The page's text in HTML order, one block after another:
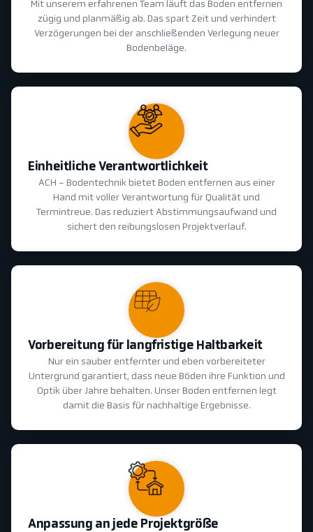
Mit unserem erfahrenen Team läuft das Boden entfernen
zügig und planmäßig ab. Das spart Zeit und verhindert
Verzögerungen bei der anschließenden Verlegung neuer
Bodenbeläge.
Einheitliche Verantwortlichkeit
ACH - Bodentechnik bietet Boden entfernen aus einer
Hand mit voller Verantwortung für Qualität und
Termintreue. Das reduziert Abstimmungsaufwand und
sichert den reibungslosen Projektverlauf.
Vorbereitung für langfristige Haltbarkeit
Nur ein sauber entfernter und eben vorbereiteter
Untergrund garantiert, dass neue Böden ihre Funktion und
Optik über Jahre behalten. Unser Boden entfernen legt
damit die Basis für nachhaltige Ergebnisse.
Anpassung an jede Projektgröße